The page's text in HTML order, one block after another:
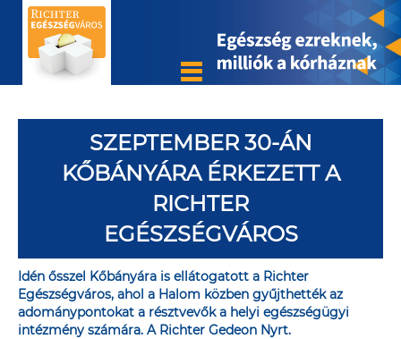
SZEPTEMBER 30-ÁN
KŐBÁNYÁRA ÉRKEZETT A
RICHTER
EGÉSZSÉGVÁROS
Idén ősszel Kőbányára is ellátogatott a Richter
Egészségváros, ahol a Halom közben gyűjthették az
adománypontokat a résztvevők a helyi egészségügyi
intézmény számára. A Richter Gedeon Nyrt.